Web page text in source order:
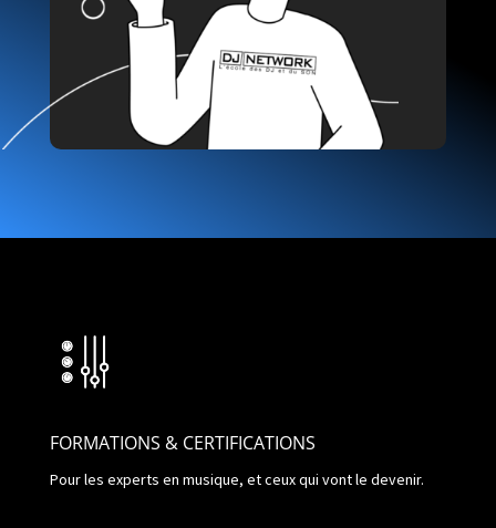
FORMATIONS & CERTIFICATIONS
Pour les experts en musique, et ceux qui vont le devenir.